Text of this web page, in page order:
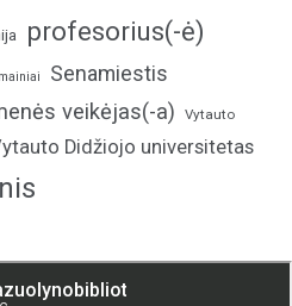
profesorius(-ė)
Senamiestis
veikėjas(-a) Vytauto
Didžiojo universitetas